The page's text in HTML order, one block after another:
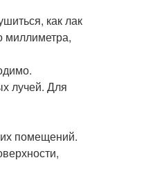
как лак
миллиметра,
лучей. Для
помещений.